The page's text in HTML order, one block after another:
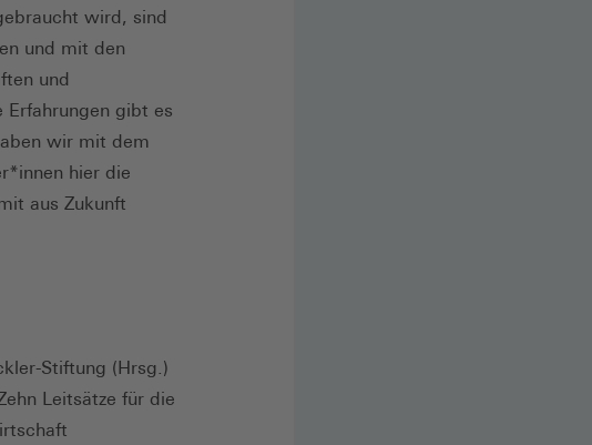
wird, sind
und mit den
und
Erfahrungen gibt es
wir mit dem
hier die
aus Zukunft
Stiftung (Hrsg.)
Leitsätze für die